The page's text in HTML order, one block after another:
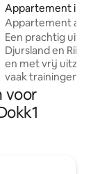
van
Appartement in
Appartement
parkeren
Een prachtig
Djursland en Riis
en met vrij
vaak trainingen/
zeegebied direct
slechts een paar
verfrissende duik
voor